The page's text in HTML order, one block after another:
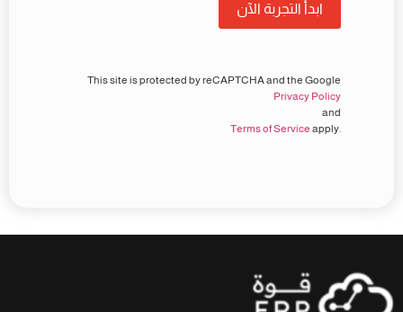
This site is protected by reCAPTCHA and the Google
Privacy Policy
and
Terms of Service apply.